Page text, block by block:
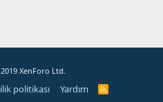
XenForo Ltd.
politikası Yardım
R